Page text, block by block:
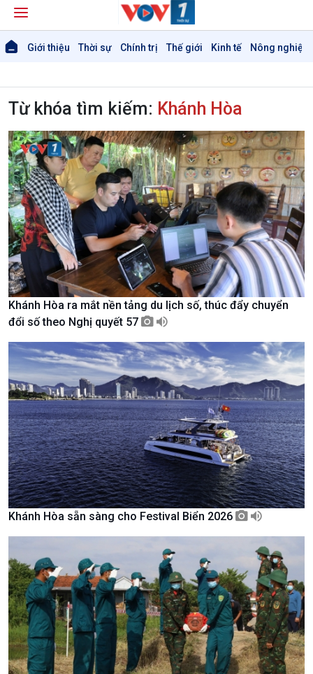
Giới thiệu Thời sự Chính trị Thế giới Kinh tế Nông nghiệp
Giới thiệu
Thời sự
Thời sự 6h
Thời sự 12h
Thời sự 18h
Thời sự 21h30
Bản tin
Chuyên mục
Theo dòng Thời sự
Từ khóa tìm kiếm: Khánh Hòa
Khánh Hòa ra mắt nền tảng du lịch số, thúc đẩy chuyển
đổi số theo Nghị quyết 57
Khánh Hòa sẵn sàng cho Festival Biển 2026